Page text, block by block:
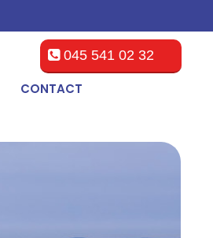
045 541 02 32
CONTACT